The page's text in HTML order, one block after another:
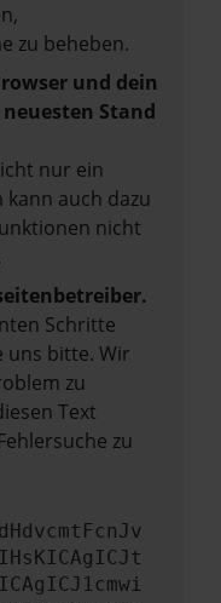
zu beheben.
und dein
Stand
nur ein
auch dazu
nicht
Schritte
uns bitte. Wir
zu
Text
zu